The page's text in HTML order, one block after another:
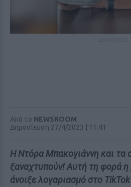
Από το NEWSROOM
Δημοσίευση 27/4/2023 | 11:41
Η Ντόρα Μπακογιάννη και τα
ξαναχτυπούν! Αυτή τη φορά
άνοιξε λογαριασμό στο